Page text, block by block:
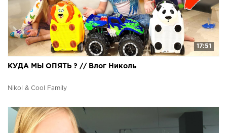
17:51
КУДА МЫ ОПЯТЬ ? // Влог Николь
Nikol & Cool Family